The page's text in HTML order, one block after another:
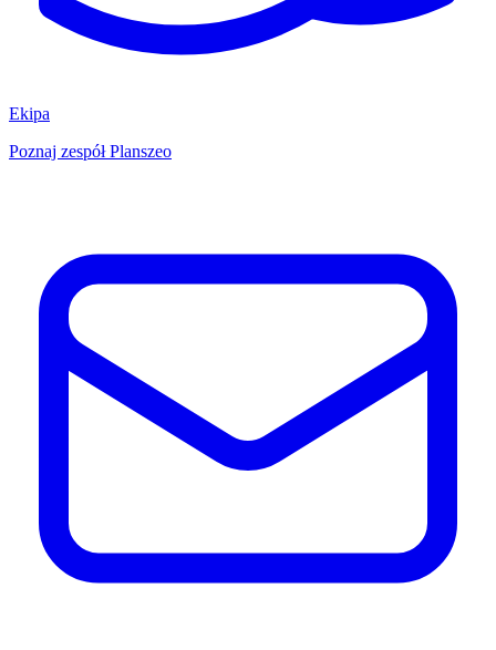
Ekipa
Poznaj zespół Planszeo